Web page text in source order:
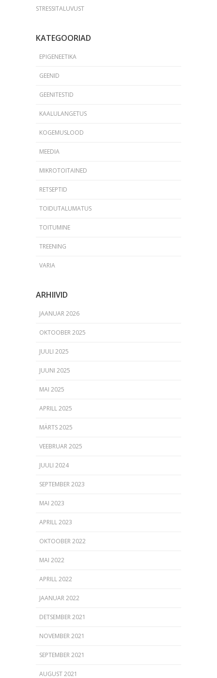
STRESSITALUVUST
KATEGOORIAD
EPIGENEETIKA
GEENID
GEENITESTID
KAALULANGETUS
KOGEMUSLOOD
MEEDIA
MIKROTOITAINED
RETSEPTID
TOIDUTALUMATUS
TOITUMINE
TREENING
VARIA
ARHIIVID
JAANUAR 2026
OKTOOBER 2025
JUULI 2025
JUUNI 2025
MAI 2025
APRILL 2025
MÄRTS 2025
VEEBRUAR 2025
JUULI 2024
SEPTEMBER 2023
MAI 2023
APRILL 2023
OKTOOBER 2022
MAI 2022
APRILL 2022
JAANUAR 2022
DETSEMBER 2021
NOVEMBER 2021
SEPTEMBER 2021
AUGUST 2021